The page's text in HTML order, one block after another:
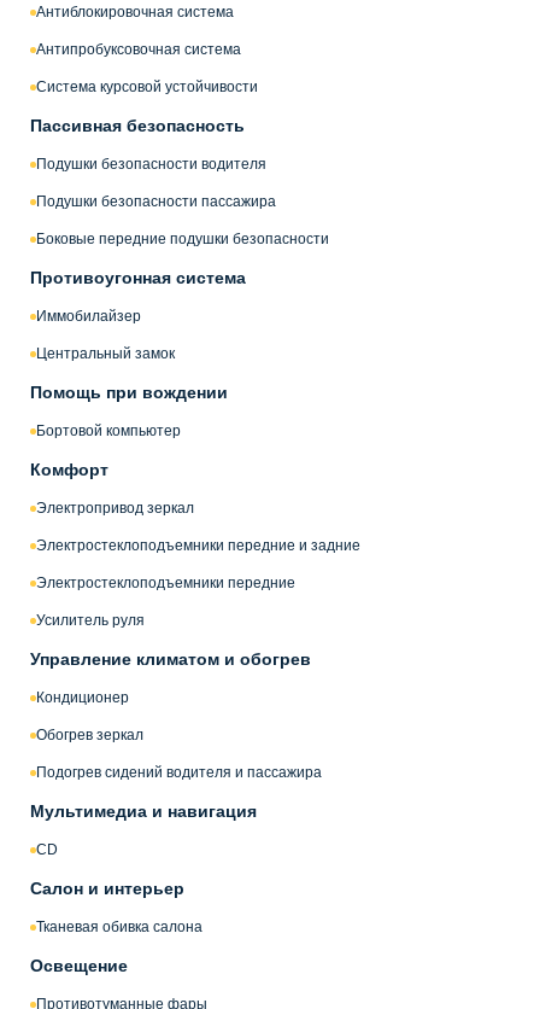
Антиблокировочная система
Антипробуксовочная система
Система курсовой устойчивости
Пассивная безопасность
Подушки безопасности водителя
Подушки безопасности пассажира
Боковые передние подушки безопасности
Противоугонная система
Иммобилайзер
Центральный замок
Помощь при вождении
Бортовой компьютер
Комфорт
Электропривод зеркал
Электростеклоподъемники передние и задние
Электростеклоподъемники передние
Усилитель руля
Управление климатом и обогрев
Кондиционер
Обогрев зеркал
Подогрев сидений водителя и пассажира
Мультимедиа и навигация
CD
Салон и интерьер
Тканевая обивка салона
Освещение
Противотуманные фары